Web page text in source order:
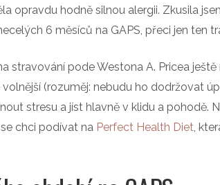
opravdu hodně silnou alergii. Zkusila
6 měsíců na GAPS, přeci jen ten
stravování pode Westona A. Pricea
(rozuměj: nebudu ho dodržovat
stresu a jíst hlavně v klidu a pohodě.
chci podívat na Perfect Health Diet,